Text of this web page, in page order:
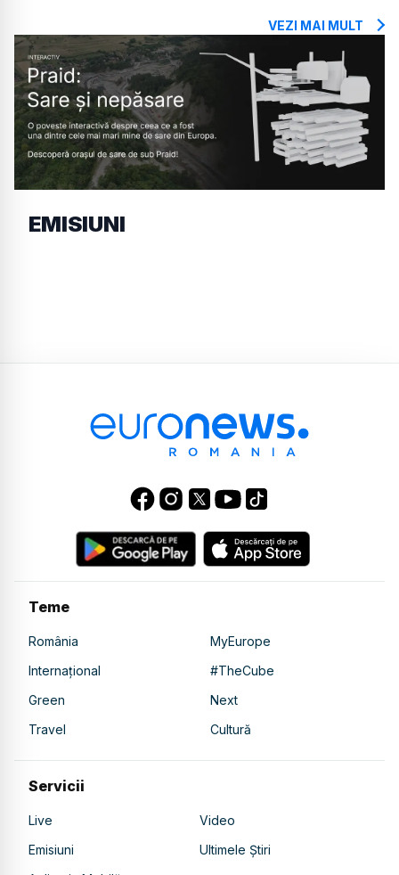
VEZI MAI MULT
EMISIUNI
Teme
România
MyEurope
Internațional
#TheCube
Green
Next
Travel
Cultură
Servicii
Live
Video
Emisiuni
Ultimele Știri